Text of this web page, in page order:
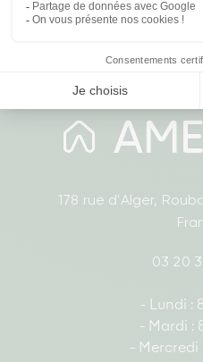
178 rue d'Alger,
03 20
- Lundi :
- Mardi :
- Mercredi